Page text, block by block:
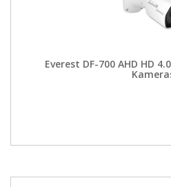
Everest DF-700 AHD HD